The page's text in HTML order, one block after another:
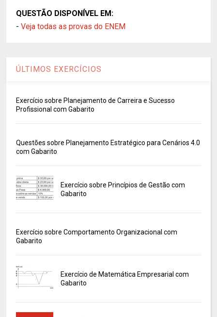
QUESTÃO DISPONÍVEL EM:
-Veja todas as provas do ENEM
ÚLTIMOS EXERCÍCIOS
Exercício sobre Planejamento de Carreira e Sucesso
Profissional com Gabarito
Questões sobre Planejamento Estratégico para Cenários 4.0
com Gabarito
Exercício sobre Princípios de Gestão com
Gabarito
Exercício sobre Comportamento Organizacional com
Gabarito
Exercício de Matemática Empresarial com
Gabarito